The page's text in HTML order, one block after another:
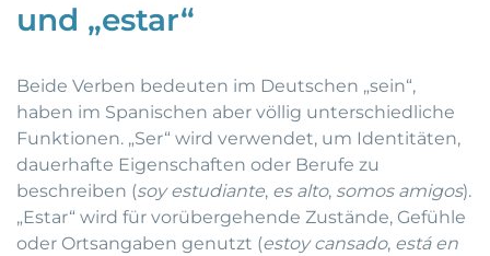
und „estar“
Beide Verben bedeuten im Deutschen „sein“,
haben im Spanischen aber völlig unterschiedliche
Funktionen. „Ser“ wird verwendet, um Identitäten,
dauerhafte Eigenschaften oder Berufe zu
beschreiben (soy estudiante, es alto, somos amigos).
„Estar“ wird für vorübergehende Zustände, Gefühle
oder Ortsangaben genutzt (estoy cansado, está en